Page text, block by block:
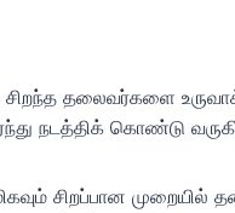
சிறந்த தலைவர்களை
நடத்திக் கொண்டு
சிறப்பான முறையில்